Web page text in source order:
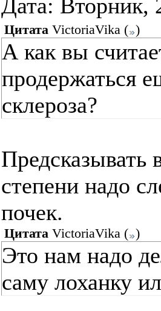
Дата: Вторник,
Цитата VictoriaVika ( )
А как вы
продержаться
склероза?
Предсказывать
степени надо
почек.
Цитата VictoriaVika ( )
Это нам надо
саму лоханку